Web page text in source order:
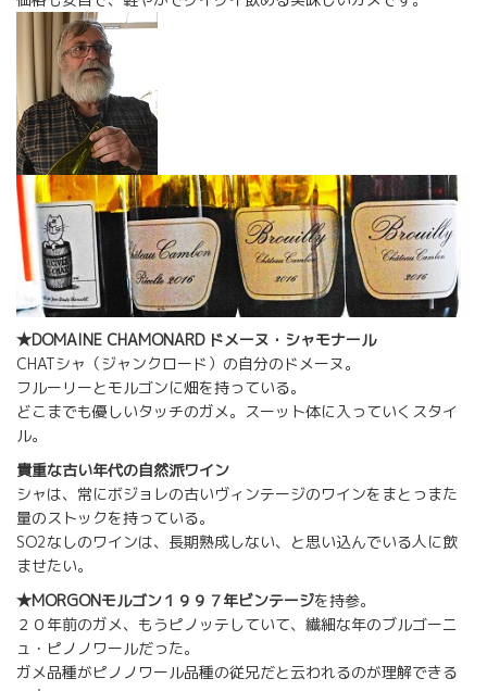
★DOMAINE CHAMONARD ドメーヌ・シャモナール
CHATシャ（ジャンクロード）の自分のドメーヌ。
フルーリーとモルゴンに畑を持っている。
どこまでも優しいタッチのガメ。スーット体に入っていくスタイ
ル。
貴重な古い年代の自然派ワイン
シャは、常にボジョレの古いヴィンテージのワインをまとっまた
量のストックを持っている。
SO2なしのワインは、長期熟成しない、と思い込んでいる人に飲
ませたい。
★MORGONモルゴン１９９７年ビンテージを持参。
２０年前のガメ、もうピノッテしていて、繊細な年のブルゴーニ
ュ・ピノノワールだった。
ガメ品種がピノノワール品種の従兄だと云われるのが理解できる